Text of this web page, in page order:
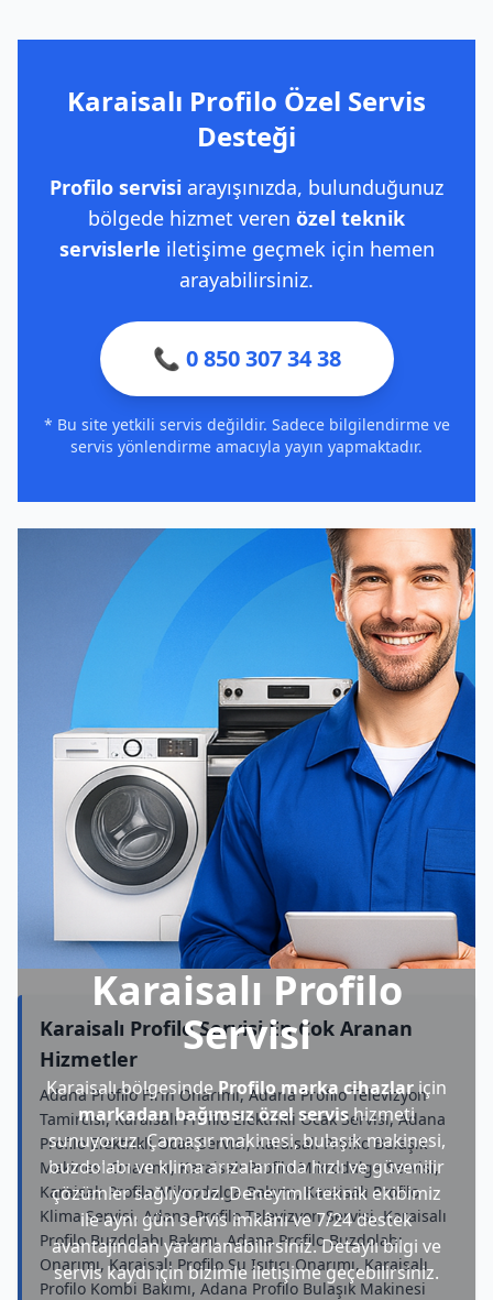
Karaisalı Profilo Özel Servis
Desteği
Profilo servisi arayışınızda, bulunduğunuz
bölgede hizmet veren özel teknik
servislerle iletişime geçmek için hemen
arayabilirsiniz.
📞 0 850 307 34 38
* Bu site yetkili servis değildir. Sadece bilgilendirme ve
servis yönlendirme amacıyla yayın yapmaktadır.
Karaisalı Profilo
Servisi
Karaisalı bölgesindeProfilo marka cihazlariçin
markadan bağımsız özel servishizmeti
sunuyoruz. Çamaşır makinesi, bulaşık makinesi,
buzdolabı ve klima arızalarında hızlı ve güvenilir
çözümler sağlıyoruz. Deneyimli teknik ekibimiz
ile aynı gün servis imkânı ve 7/24 destek
avantajından yararlanabilirsiniz. Detaylı bilgi ve
servis kaydı için bizimle iletişime geçebilirsiniz.
Karaisalı Profilo Servisi En Çok Aranan
Hizmetler
Adana Profilo Fırın Onarımı, Adana Profilo Televizyon
Tamircisi, Karaisalı Profilo Elektrikli Ocak Servisi, Adana
Profilo Elektrikli Ocak Servisi, Karaisalı Profilo Bulaşık
Makinesi Onarımı, Karaisalı Profilo Mikrodalga Servisi,
Karaisalı Profilo Mikrodalga Bakımı, Karaisalı Profilo
Klima Servisi, Adana Profilo Televizyon Servisi, Karaisalı
Profilo Buzdolabı Bakımı, Adana Profilo Buzdolabı
Onarımı, Karaisalı Profilo Su Isıtıcı Onarımı, Karaisalı
Profilo Kombi Bakımı, Adana Profilo Bulaşık Makinesi